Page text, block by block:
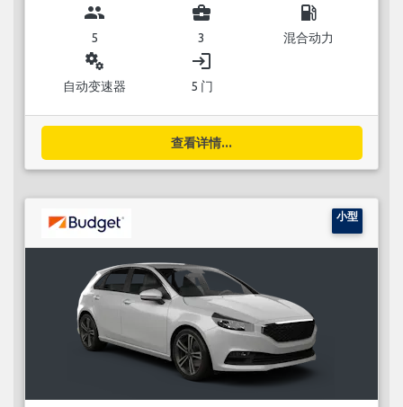
group
5
business_center
3
local_gas_station
混合动力
miscellaneous_services
自动变速器
login
5 门
查看详情...
小型